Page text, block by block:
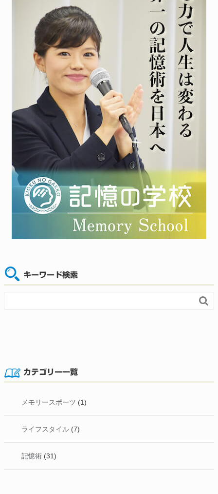
キーワード検索

カテゴリー一覧
メモリースポーツ (1)
ライフスタイル (7)
記憶術 (31)